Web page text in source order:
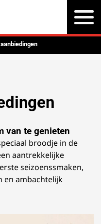
van te genieten
broodje in de
aantrekkelijke
seizoenssmaken,
en ambachtelijk